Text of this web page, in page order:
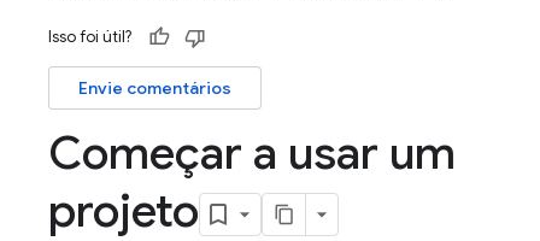
Isso foi útil?
Envie comentários
Começar a usar um
projeto